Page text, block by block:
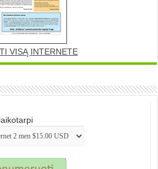
VISĄ INTERNETE